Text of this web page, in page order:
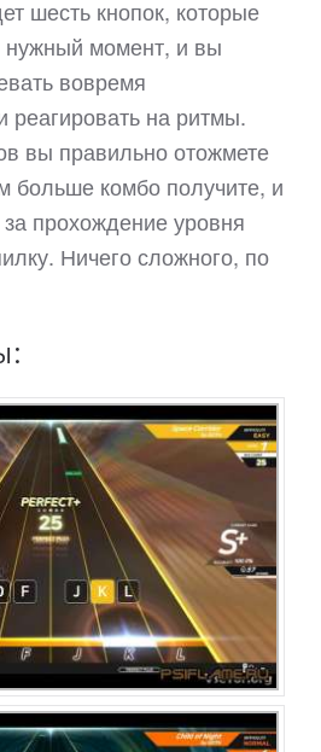
шесть кнопок, которые
нужный момент, и вы
вовремя
реагировать на ритмы.
вы правильно отожмете
больше комбо получите, и
прохождение уровня
Ничего сложного, по